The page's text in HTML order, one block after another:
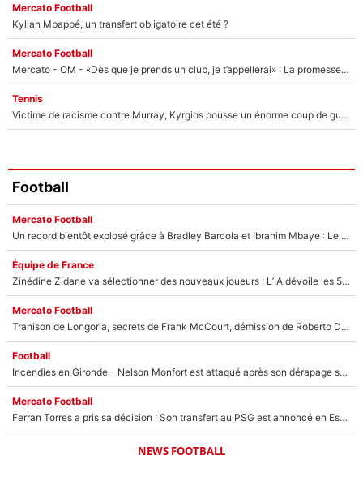
Mercato Football
Kylian Mbappé, un transfert obligatoire cet été ?
Mercato Football
Mercato - OM - «Dès que je prends un club, je t’appellerai» : La promesse de Marcelino au moment de claquer la porte
Tennis
Victime de racisme contre Murray, Kyrgios pousse un énorme coup de gueule !
Football
Mercato Football
Un record bientôt explosé grâce à Bradley Barcola et Ibrahim Mbaye : Le PSG sur le point de réaliser un mercato historique ?
Équipe de France
Zinédine Zidane va sélectionner des nouveaux joueurs : L’IA dévoile les 5 cracks qui pourraient rapidement le rejoindre en équipe de France !
Mercato Football
Trahison de Longoria, secrets de Frank McCourt, démission de Roberto De Zerbi : Medhi Benatia se lâche sur son départ de l'OM et fait d'importantes révélations
Football
Incendies en Gironde - Nelson Monfort est attaqué après son dérapage sur CNews : «Et lui, il prend combien pour parler dans un studio climatisé?»
Mercato Football
Ferran Torres a pris sa décision : Son transfert au PSG est annoncé en Espagne !
NEWS FOOTBALL